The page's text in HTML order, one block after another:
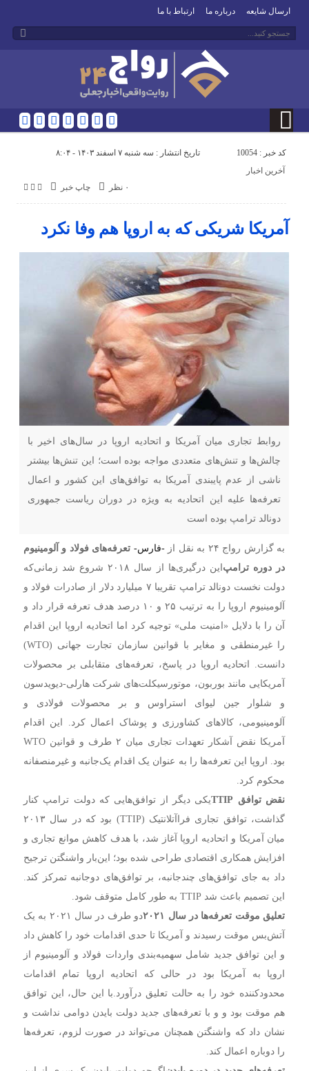
ارسال شایعه درباره ما ارتباط با ما
کد خبر : 10054 تاریخ انتشار : سه شنبه ۷ اسفند ۱۴۰۳ - ۸:۰۴
چاپ خبر ۰ نظر
آخرین اخبار
آمریکا شریکی که به اروپا هم وفا نکرد
روابط تجاری میان آمریکا و اتحادیه اروپا در سال‌های اخیر با
چالش‌ها و تنش‌های متعددی مواجه بوده است؛ این تنش‌ها بیشتر
ناشی از عدم پایبندی آمریکا به توافق‌های این کشور و اعمال
تعرفه‌ها علیه این اتحادیه به ویژه در دوران ریاست جمهوری
دونالد ترامپ بوده است
به گزارش رواج ۲۴ به نقل از -فارس- تعرفه‌های فولاد و آلومینیوم
در دوره ترامپ
این درگیری‌ها از سال ۲۰۱۸ شروع شد زمانی‌که
دولت نخست دونالد ترامپ تقریبا ۷ میلیارد دلار از صادرات فولاد و
آلومینیوم اروپا را به ترتیب ۲۵ و ۱۰ درصد هدف تعرفه قرار داد و
آن را با دلایل «امنیت ملی» توجیه کرد اما اتحادیه اروپا این اقدام
را غیرمنطقی و مغایر با قوانین سازمان تجارت جهانی (WTO)
دانست.
اتحادیه اروپا در پاسخ، تعرفه‌های متقابلی بر محصولات
آمریکایی مانند بوربون، موتورسیکلت‌های شرکت هارلی-دیویدسون
و شلوار جین لیوای استراوس و بر محصولات فولادی و
آلومینیومی، کالاهای کشاورزی و پوشاک اعمال کرد.
این اقدام
آمریکا نقض آشکار تعهدات تجاری میان ۲ طرف و قوانین WTO
بود. اروپا این تعرفه‌ها را به عنوان یک اقدام یک‌جانبه و غیرمنصفانه
محکوم کرد.
نقض توافق TTIP
یکی دیگر از توافق‌هایی که دولت ترامپ کنار
گذاشت، توافق تجاری فراآتلانتیک (TTIP) بود که در سال ۲۰۱۳
میان آمریکا و اتحادیه اروپا آغاز شد، با هدف کاهش موانع تجاری و
افزایش همکاری اقتصادی طراحی شده بود؛ این‌بار واشنگتن ترجیح
داد به جای توافق‌های چندجانبه، بر توافق‌های دوجانبه تمرکز کند.
این تصمیم باعث شد TTIP به طور کامل متوقف شود.
تعلیق موقت تعرفه‌ها در سال ۲۰۲۱
دو طرف در سال ۲۰۲۱ به یک
آتش‌بس موقت رسیدند و آمریکا تا حدی اقدامات خود را کاهش داد
و این توافق جدید شامل سهمیه‌بندی واردات فولاد و آلومینیوم از
اروپا به آمریکا بود در حالی که اتحادیه اروپا تمام اقدامات
محدودکننده خود را به حالت تعلیق درآورد. با این حال، این توافق
هم موقت بود و و با تعرفه‌های جدید دولت بایدن دوامی نداشت و
نشان داد که واشنگتن همچنان می‌تواند در صورت لزوم، تعرفه‌ها
را دوباره اعمال کند.